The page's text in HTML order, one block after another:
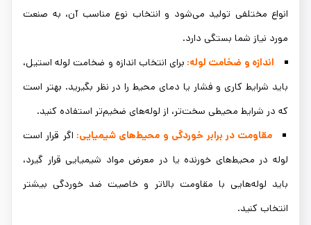
انواع مختلفی تولید می‌شود و انتخاب نوع مناسب آن، به صنعت
مورد نیاز شما بستگی دارد.
اندازه و ضخامت لوله: برای انتخاب اندازه و ضخامت لوله استیل،
باید شرایط کاری و فشار یا دمای محیط را در نظر بگیرید. بهتر است
که در شرایط محیطی سخت‌تر، از لوله‌های ضخیم‌تر استفاده کنید.
مقاومت در برابر خوردگی و محیط‌های شیمیایی: اگر قرار است
لوله در محیط‌های خورنده یا در معرض مواد شیمیایی قرار گیرد،
باید لوله‌هایی با مقاومت بالاتر و خاصیت ضد خوردگی بیشتر
انتخاب کنید.